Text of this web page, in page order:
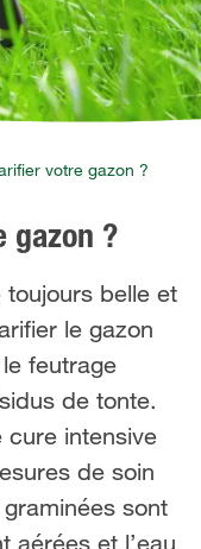
votre gazon ?
gazon ?
belle et
le gazon
feutrage
de tonte.
cure intensive
de soin
sont
aérées et l’eau